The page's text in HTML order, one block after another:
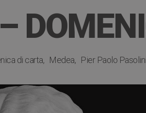
di carta Medea Pier Paolo Pasolini